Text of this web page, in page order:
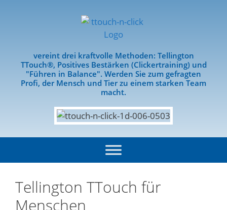
vereint drei kraftvolle Methoden: Tellington
TTouch®, Positives Bestärken (Clickertraining) und
"Führen in Balance". Werden Sie zum gefragten
Profi, der Mensch und Tier zu einem starken Team
macht.
Tellington TTouch für
Menschen